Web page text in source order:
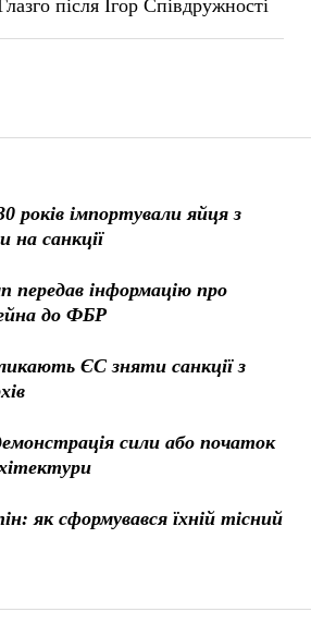
імпортували яйця з
на санкції
передав інформацію про
до ФБР
ЄС зняти санкції з
сили або початок
як сформувався їхній тісний
після Ігор Співдружності